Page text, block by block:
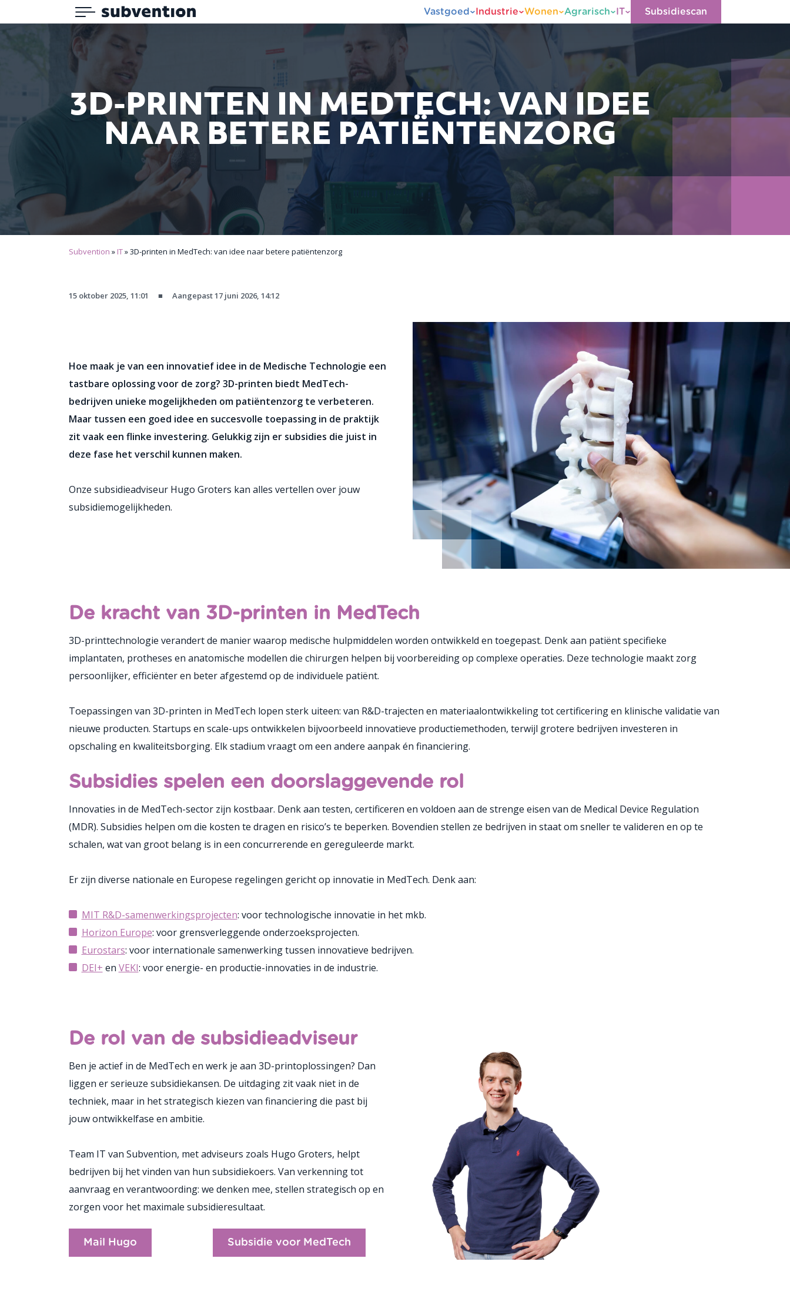
Subvention
Menu
Vastgoed Industrie Wonen Agrarisch IT Subsidiescan
3D-PRINTEN IN MEDTECH: VAN IDEE
NAAR BETERE PATIËNTENZORG
Subvention » IT»3D-printen in MedTech: van idee naar betere patiëntenzorg
15 oktober 2025, 11:01 ■ Aangepast 17 juni 2026, 14:12
Hoe maak je van een innovatief idee in de Medische Technologie een
tastbare oplossing voor de zorg? 3D-printen biedt MedTech-
bedrijven unieke mogelijkheden om patiëntenzorg te verbeteren.
Maar tussen een goed idee en succesvolle toepassing in de praktijk
zit vaak een flinke investering. Gelukkig zijn er subsidies die juist in
deze fase het verschil kunnen maken.
Onze subsidieadviseur Hugo Groters kan alles vertellen over jouw
subsidiemogelijkheden.
De kracht van 3D-printen in MedTech
3D-printtechnologie verandert de manier waarop medische hulpmiddelen worden ontwikkeld en toegepast. Denk aan patiënt specifieke
implantaten, protheses en anatomische modellen die chirurgen helpen bij voorbereiding op complexe operaties. Deze technologie maakt zorg
persoonlijker, efficiënter en beter afgestemd op de individuele patiënt.
Toepassingen van 3D-printen in MedTech lopen sterk uiteen: van R&D-trajecten en materiaalontwikkeling tot certificering en klinische validatie van
nieuwe producten. Startups en scale-ups ontwikkelen bijvoorbeeld innovatieve productiemethoden, terwijl grotere bedrijven investeren in
opschaling en kwaliteitsborging. Elk stadium vraagt om een andere aanpak én financiering.
Subsidies spelen een doorslaggevende rol
Innovaties in de MedTech-sector zijn kostbaar. Denk aan testen, certificeren en voldoen aan de strenge eisen van de Medical Device Regulation
(MDR). Subsidies helpen om die kosten te dragen en risico’s te beperken. Bovendien stellen ze bedrijven in staat om sneller te valideren en op te
schalen, wat van groot belang is in een concurrerende en gereguleerde markt.
Er zijn diverse nationale en Europese regelingen gericht op innovatie in MedTech. Denk aan:
MIT R&D-samenwerkingsprojecten: voor technologische innovatie in het mkb.
Horizon Europe: voor grensverleggende onderzoeksprojecten.
Eurostars: voor internationale samenwerking tussen innovatieve bedrijven.
DEI+ en VEKI: voor energie- en productie-innovaties in de industrie.
De rol van de subsidieadviseur
Ben je actief in de MedTech en werk je aan 3D-printoplossingen? Dan
liggen er serieuze subsidiekansen. De uitdaging zit vaak niet in de
techniek, maar in het strategisch kiezen van financiering die past bij
jouw ontwikkelfase en ambitie.
Team IT van Subvention, met adviseurs zoals Hugo Groters, helpt
bedrijven bij het vinden van hun subsidiekoers. Van verkenning tot
aanvraag en verantwoording: we denken mee, stellen strategisch op en
zorgen voor het maximale subsidieresultaat.
Mail Hugo Subsidie voor MedTech